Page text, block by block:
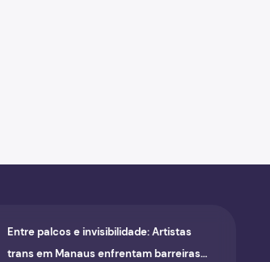
Entre palcos e invisibilidade: Artistas
trans em Manaus enfrentam barreiras